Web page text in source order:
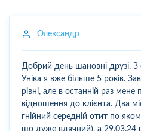
Олександр
Добрий день шановні друзі.
Уніка я вже більше 5 років.
рівні, але в останній раз
відношення до клієнта. Два
гнійний середній отит по
що дуже вдячний), а 29.03.24